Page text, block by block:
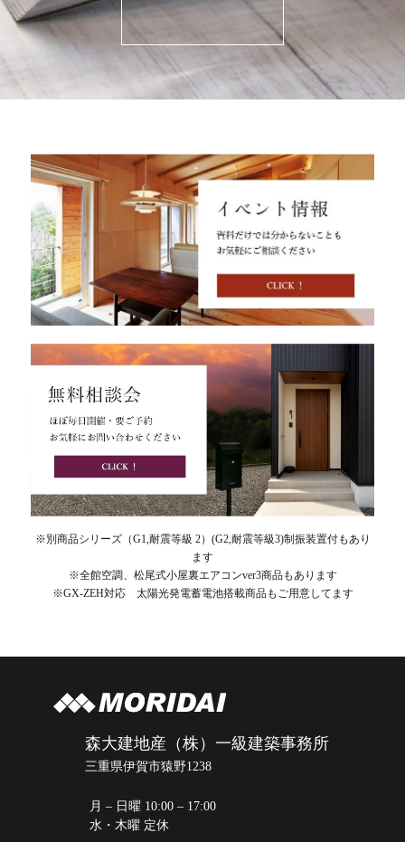
※別商品シリーズ（G1,耐震等級 2）(G2,耐震等級3)制振装置付もあり
ます
※全館空調、松尾式小屋裏エアコンver3商品もあります
※GX-ZEH対応 太陽光発電蓄電池搭載商品もご用意してます
森大建地産（株）一級建築事務所
三重県伊賀市猿野1238
月 – 日曜 10:00 – 17:00
水・木曜 定休